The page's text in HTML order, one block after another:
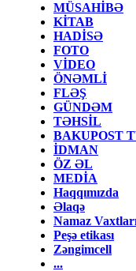
MÜSAHİBƏ
KİTAB
HADİSƏ
FOTO
VİDEO
ÖNƏMLİ
FLƏŞ
GÜNDƏM
TƏHSİL
BAKUPOST
İDMAN
ÖZ ƏL
MEDİA
Haqqımızda
Əlaqə
Namaz
Peşə etikası
Zəngimcell
...